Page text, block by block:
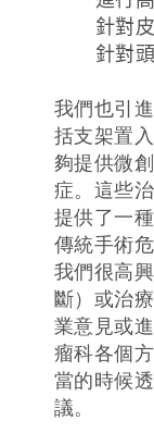
針對
針對
我們也引
括支架置
夠提供微
症。這些
提供了一
傳統手術
我們很高
斷）或治
業意見或
瘤科各個
當的時候
議。